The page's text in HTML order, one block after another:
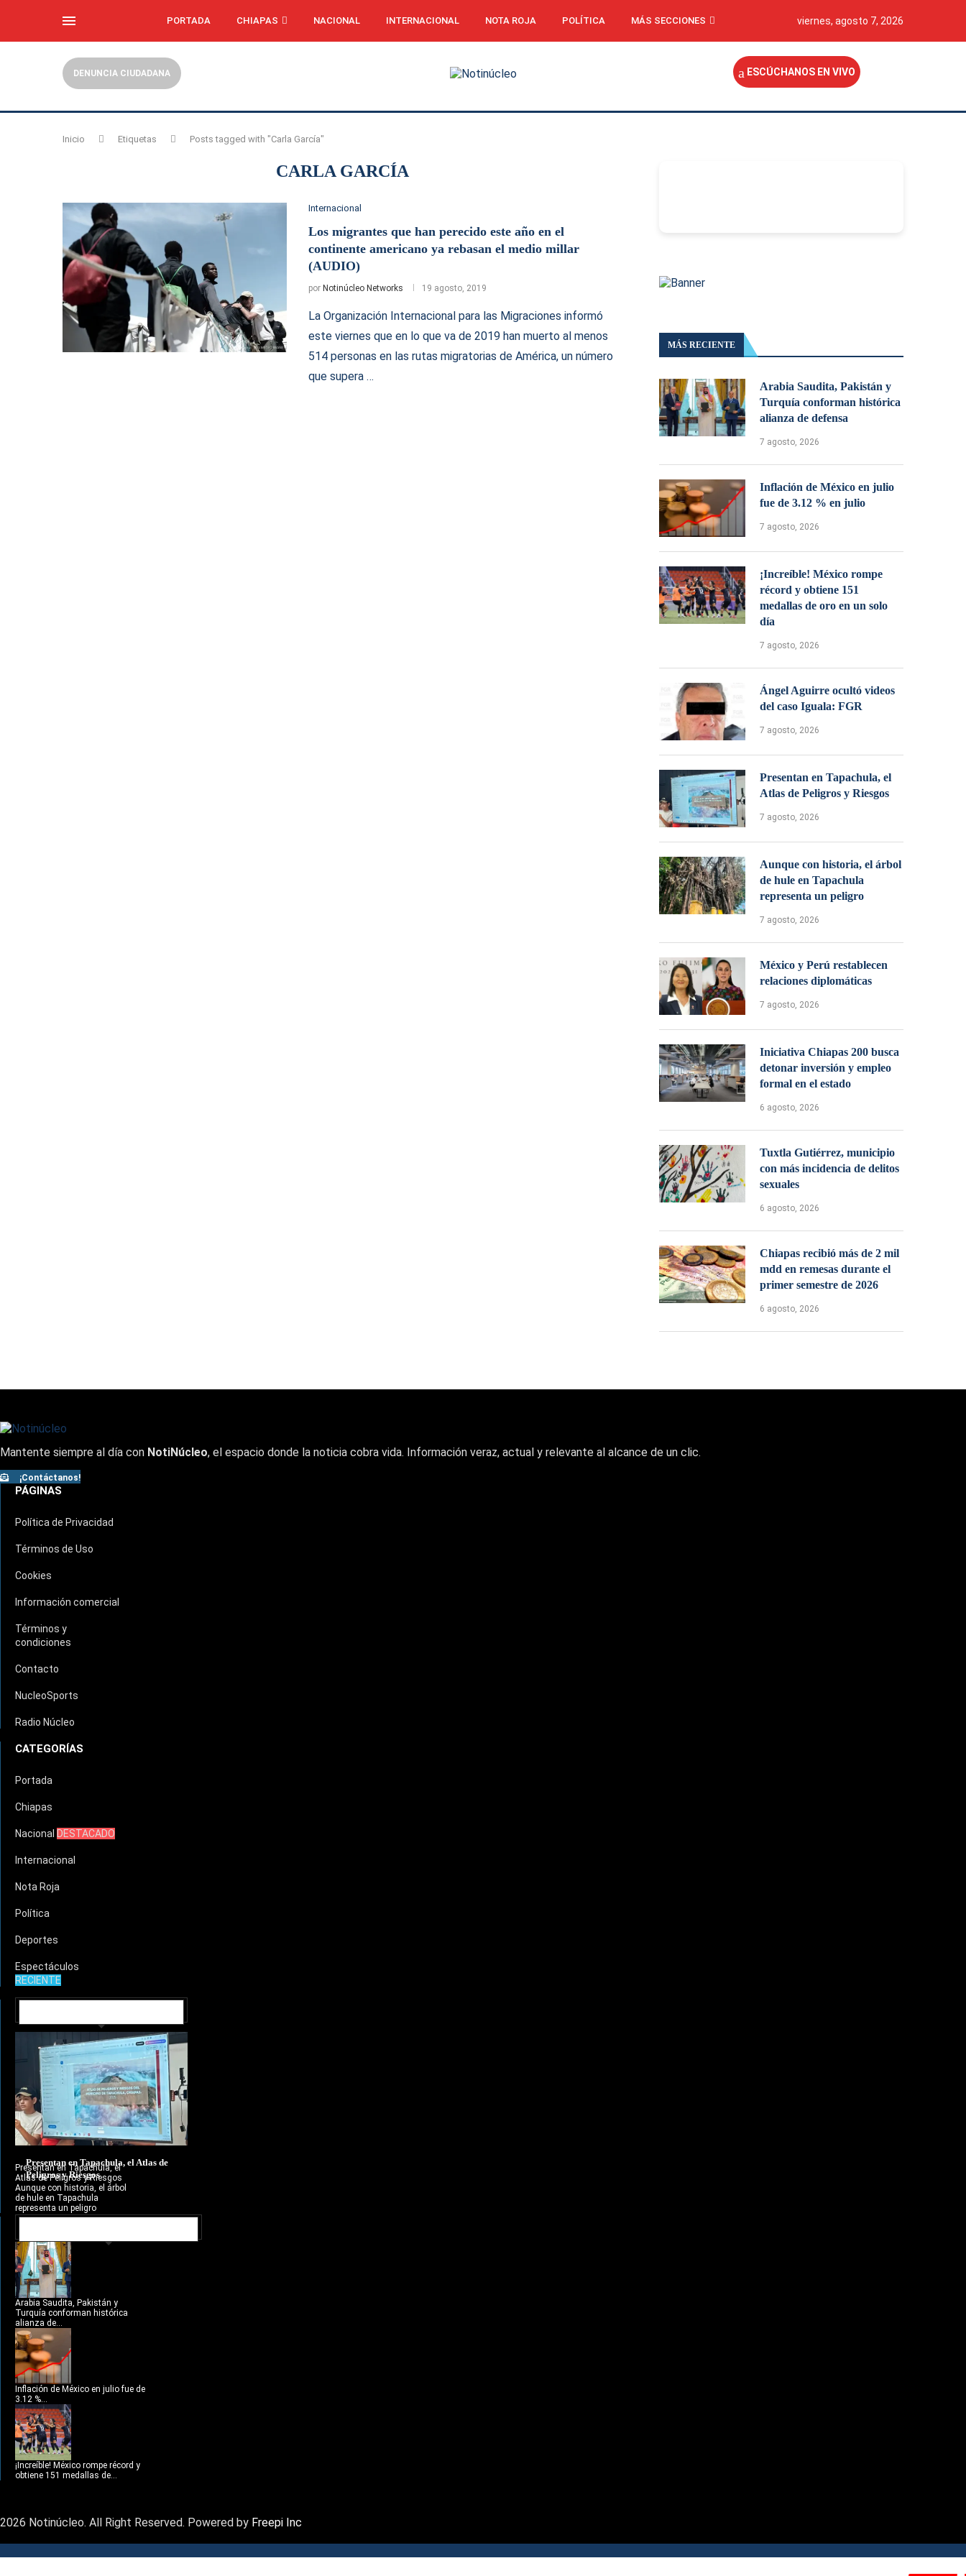
PORTADA CHIAPAS NACIONAL INTERNACIONAL NOTA ROJA POLÍTICA MÁS SECCIONES viernes, agosto 7, 2026
DENUNCIA CIUDADANA ESCÚCHANOS EN VIVO
Inicio Etiquetas Posts tagged with "Carla García"
CARLA GARCÍA
Internacional
Los migrantes que han perecido este año en el
continente americano ya rebasan el medio millar
(AUDIO)
por Notinúcleo Networks 19 agosto, 2019
La Organización Internacional para las Migraciones informó
este viernes que en lo que va de 2019 han muerto al menos
514 personas en las rutas migratorias de América, un número
que supera …
MÁS RECIENTE
Arabia Saudita, Pakistán y
Turquía conforman histórica
alianza de defensa
7 agosto, 2026
Inflación de México en julio
fue de 3.12 % en julio
7 agosto, 2026
¡Increíble! México rompe
récord y obtiene 151
medallas de oro en un solo
día
7 agosto, 2026
Ángel Aguirre ocultó videos
del caso Iguala: FGR
7 agosto, 2026
Presentan en Tapachula, el
Atlas de Peligros y Riesgos
7 agosto, 2026
Aunque con historia, el árbol
de hule en Tapachula
representa un peligro
7 agosto, 2026
México y Perú restablecen
relaciones diplomáticas
7 agosto, 2026
Iniciativa Chiapas 200 busca
detonar inversión y empleo
formal en el estado
6 agosto, 2026
Tuxtla Gutiérrez, municipio
con más incidencia de delitos
sexuales
6 agosto, 2026
Chiapas recibió más de 2 mil
mdd en remesas durante el
primer semestre de 2026
6 agosto, 2026
Mantente siempre al día con NotiNúcleo, el espacio donde la noticia cobra vida. Información veraz, actual y relevante al alcance de un clic.
¡Contáctanos!
PÁGINAS
Política de Privacidad
Términos de Uso
Cookies
Información comercial
Términos y
condiciones
Contacto
NucleoSports
Radio Núcleo
CATEGORÍAS
Portada
Chiapas
Nacional DESTACADO
Internacional
Nota Roja
Política
Deportes
Espectáculos
RECIENTE
Presentan en Tapachula, el Atlas de
Peligros y Riesgos
Presentan en Tapachula, el
Atlas de Peligros y Riesgos
Aunque con historia, el árbol
de hule en Tapachula
representa un peligro
Arabia Saudita, Pakistán y
Turquía conforman histórica
alianza de...
Inflación de México en julio fue de
3.12 %...
¡Increíble! México rompe récord y
obtiene 151 medallas de...
2026 Notinúcleo. All Right Reserved. Powered by Freepi Inc